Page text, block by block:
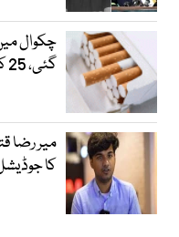
چکوال
گئی، 25 کروڑ کا مال برآمد
میر رضا
کا